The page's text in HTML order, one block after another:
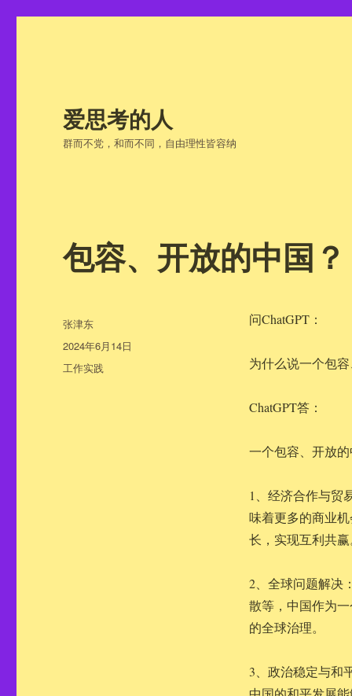
爱思考的人
群而不党，和而不同，自由理性皆容纳
包容、开放的中国？
问ChatGPT：
为什么说一个包
ChatGPT答：
一个包容、开放
1、经济合作与贸
味着更多的商业
长，实现互利共赢
2、全球问题解决
散等，中国作为
的全球治理。
3、政治稳定与和
作
者
张津东
发
布
于
2024年6月14日
分
工作实践